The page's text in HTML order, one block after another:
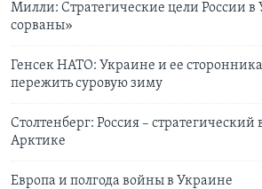
Милли: Стратегические цели России
сорваны»
Генсек НАТО: Украине и ее
пережить суровую зиму
Столтенберг: Россия –
Арктике
Европа и полгода войны в Украине